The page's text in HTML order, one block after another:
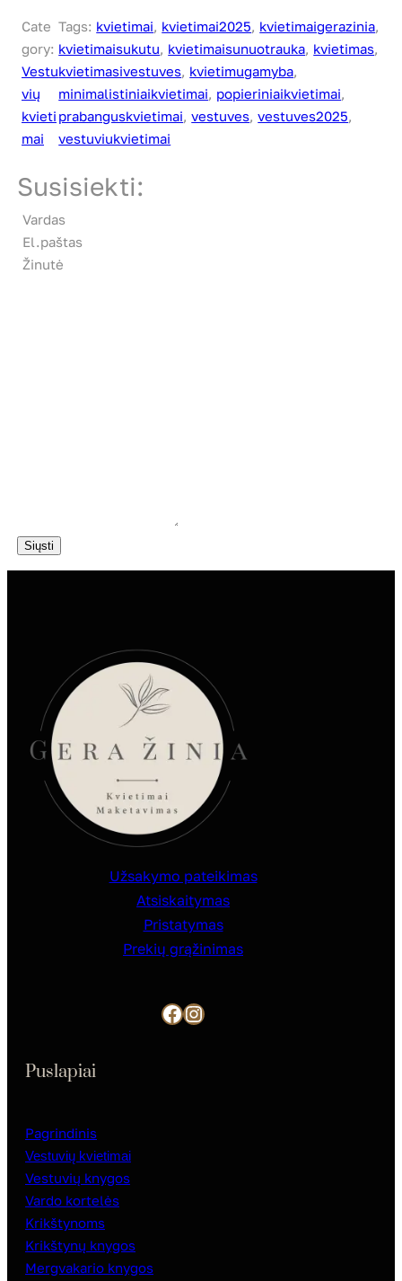
Cate
gory:
Vestu
vių
kvieti
mai
Tags: kvietimai, kvietimai2025, kvietimaigerazinia
kvietimaisukutu, kvietimaisunuotrauka, kvietimas
kvietimasivestuves, kvietimugamyba
minimalistiniaikvietimai, popieriniaikvietimai
prabanguskvietimai, vestuves, vestuves2025
vestuviukvietimai
Susisiekti:
Vardas
El.paštas
Žinutė
Siųsti
Užsakymo pateikimas
Atsiskaitymas
Pristatymas
Prekių grąžinimas
Facebook Instagram
Puslapiai
Pagrindinis
Vestuvių kvietimai
Vestuvių knygos
Vardo kortelės
Krikštynoms
Krikštynų knygos
Mergvakario knygos